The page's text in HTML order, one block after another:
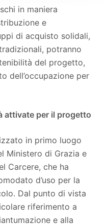
in maniera
e
di acquisto solidali,
potranno
del progetto,
dell’occupazione per
attivate per il progetto
in primo luogo
Ministero di Grazia e
Carcere, che ha
d’uso per la
Dal punto di vista
riferimento a
e alla